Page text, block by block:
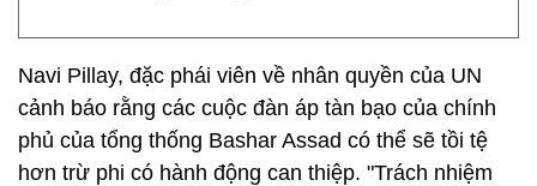
Navi Pillay, đặc phái viên về nhân quyền của UN
cảnh báo rằng các cuộc đàn áp tàn bạo của chính
phủ của tổng thống Bashar Assad có thể sẽ tồi tệ
hơn trừ phi có hành động can thiệp. "Trách nhiệm